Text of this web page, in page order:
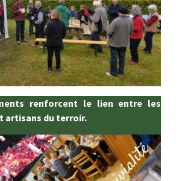
renforcent le lien entre les
artisans du terroir.